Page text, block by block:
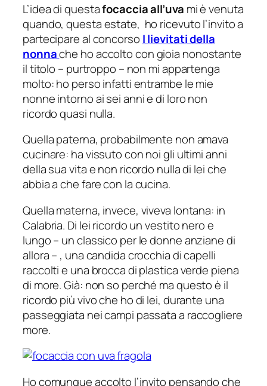
L’idea di questafocaccia all’uva mi è venuta
quando, questa estate, ho ricevuto l’invito a
partecipare al concorso I lievitati della
nonnache ho accolto con gioia nonostante
il titolo – purtroppo – non mi appartenga
molto: ho perso infatti entrambe le mie
nonne intorno ai sei anni e di loro non
ricordo quasi nulla.
Quella paterna, probabilmente non amava
cucinare: ha vissuto con noi gli ultimi anni
della sua vita e non ricordo nulla di lei che
abbia a che fare con la cucina.
Quella materna, invece, viveva lontana: in
Calabria. Di lei ricordo un vestito nero e
lungo – un classico per le donne anziane di
allora – , una candida crocchia di capelli
raccolti e una brocca di plastica verde piena
di more. Già: non so perché ma questo è il
ricordo più vivo che ho di lei, durante una
passeggiata nei campi passata a raccogliere
more.
Ho comunque accolto l’invito pensando che